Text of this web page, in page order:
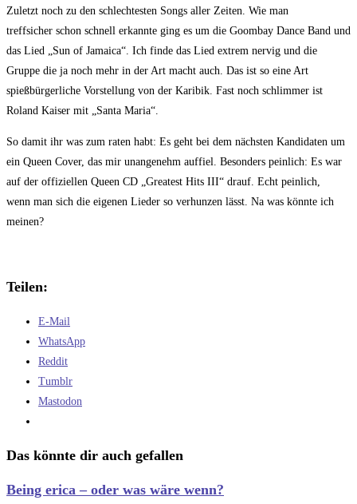
Zuletzt noch zu den schlechtesten Songs aller Zeiten. Wie man
treffsicher schon schnell erkannte ging es um die Goombay Dance Band und
das Lied „Sun of Jamaica“. Ich finde das Lied extrem nervig und die
Gruppe die ja noch mehr in der Art macht auch. Das ist so eine Art
spießbürgerliche Vorstellung von der Karibik. Fast noch schlimmer ist
Roland Kaiser mit „Santa Maria“.
So damit ihr was zum raten habt: Es geht bei dem nächsten Kandidaten um
ein Queen Cover, das mir unangenehm auffiel. Besonders peinlich: Es war
auf der offiziellen Queen CD „Greatest Hits III“ drauf. Echt peinlich,
wenn man sich die eigenen Lieder so verhunzen lässt. Na was könnte ich
meinen?
Teilen:
E-Mail
WhatsApp
Reddit
Tumblr
Mastodon
Das könnte dir auch gefallen
Being erica – oder was wäre wenn?